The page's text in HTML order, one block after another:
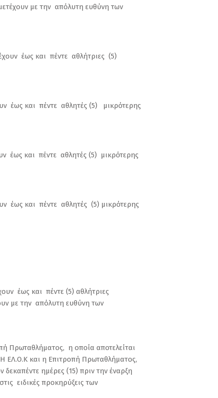
με την απόλυτη ευθύνη των
έως και πέντε αθλήτριες (5)
έως και πέντε αθλητές (5) μικρότερης
έως και πέντε αθλητές (5) μικρότερης
έως και πέντε αθλητές (5) μικρότερης
έως και πέντε (5) αθλήτριες
με την απόλυτη ευθύνη των
Πρωταθλήματος, η οποία αποτελείται
ΕΛ.Ο.Κ και η Επιτροπή Πρωταθλήματος,
ημέρες (15) πριν την έναρξη
ειδικές προκηρύξεις των